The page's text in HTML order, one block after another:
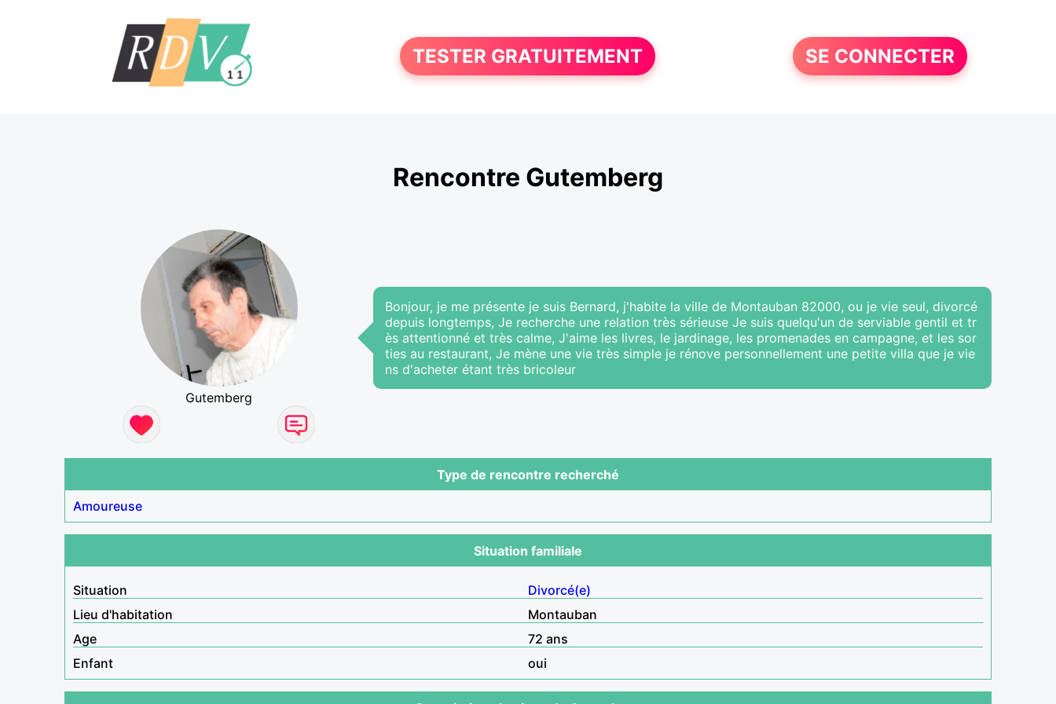
TESTER GRATUITEMENT SE CONNECTER
Rencontre Gutemberg
Gutemberg
Bonjour, je me présente je suis Bernard, j'habite la ville de Montauban 82000, ou je vie seul, divorcé
depuis longtemps, Je recherche une relation très sérieuse Je suis quelqu'un de serviable gentil et tr
ès attentionné et très calme, J'aime les livres, le jardinage, les promenades en campagne, et les sor
ties au restaurant, Je mène une vie très simple je rénove personnellement une petite villa que je vie
ns d'acheter étant très bricoleur
Type de rencontre recherché
Amoureuse
Situation familiale
Situation
Divorcé(e)
Lieu d'habitation
Montauban
Age
72 ans
Enfant
oui